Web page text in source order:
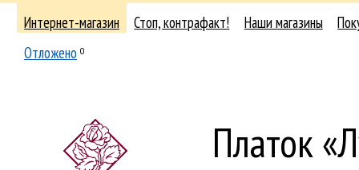
Интернет-магазин Стоп, контрафакт! Наши магазины
Отложено 0
Платок